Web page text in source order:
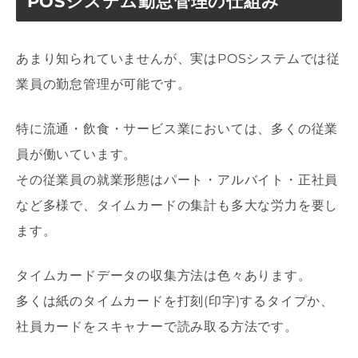
あまり知られていませんが、実はPOSシステムでは従
業員の勤怠管理が可能です。
特に流通・飲食・サービス業においては、多くの従業
員が働いています。
その従業員の就業形態はパート・アルバイト・正社員
など多様で、タイムカードの集計も多大な労力を要し
ます。
タイムカードデータの収集方法は色々あります。
多くは紙のタイムカードを打刻(印字)するタイプか、
社員カードをスキャナーで読み取る方法です。